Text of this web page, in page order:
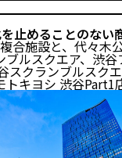
止めることのない
合施設と、代々木
ルスクエア、渋谷
スクランブルスク
キヨシ 渋谷Part1